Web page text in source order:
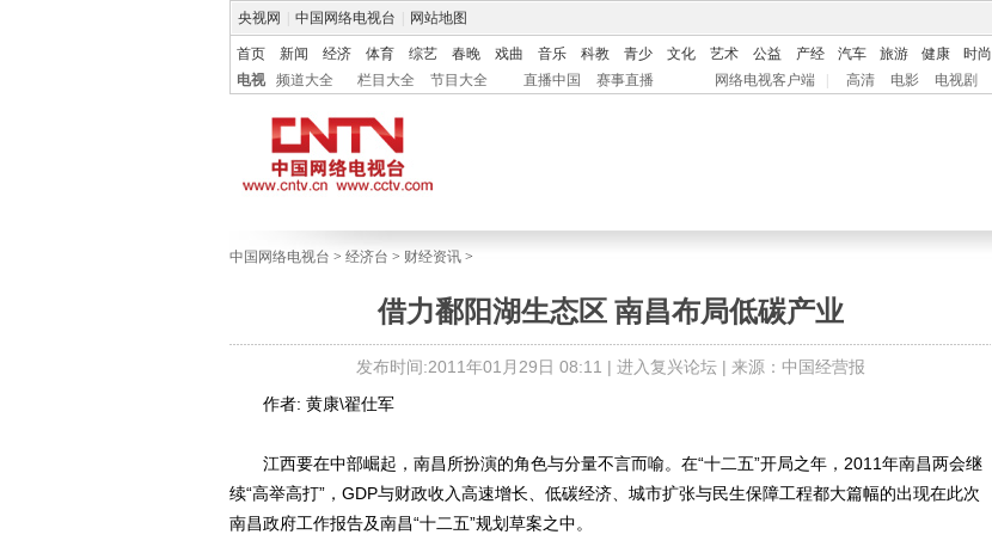
央视网 中国网络电视台 网站地图
首页 新闻 经济 体育 综艺 春晚 戏曲 音乐 科教 青少 文化 艺术 公益 产经 汽车 旅游 健康 时尚
电视
频道大全 栏目大全 节目大全 直播中国 赛事直播 网络电视客户端 高清 电影 电视剧
中国网络电视台 > 经济台 > 财经资讯 >
借力鄱阳湖生态区 南昌布局低碳产业
发布时间:2011年01月29日 08:11 | 进入复兴论坛| 来源：中国经营报
作者: 黄康\翟仕军
江西要在中部崛起，南昌所扮演的角色与分量不言而喻。在“十二五”开局之年，2011年南昌两会继
续“高举高打”，GDP与财政收入高速增长、低碳经济、城市扩张与民生保障工程都大篇幅的出现在此次
南昌政府工作报告及南昌“十二五”规划草案之中。